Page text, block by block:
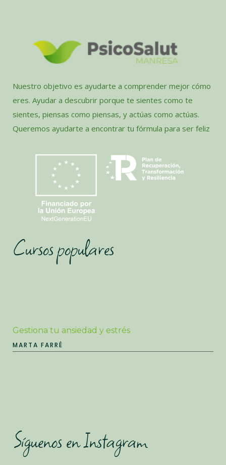
Nuestro objetivo es ayudarte a comprender mejor cómo
eres. Ayudar a descubrir porque te sientes como te
sientes, piensas como piensas, y actúas como actúas.
Queremos ayudarte a encontrar tu fórmula para ser feliz
Cursos populares
Gestiona tu ansiedad y estrés
MARTA FARRÉ
Síguenos en Instagram